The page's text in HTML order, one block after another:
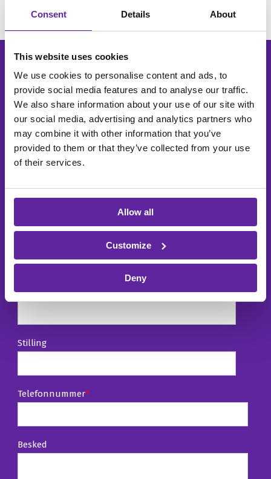
Consent Details About
This website uses cookies
We use cookies to personalise content and ads, to
provide social media features and to analyse our traffic.
We also share information about your use of our site with
our social media, advertising and analytics partners who
may combine it with other information that you’ve
provided to them or that they’ve collected from your use
of their services.
Allow all
Customize
Deny
Vil du vide mere om
workshoppen?
Udfyld formularen, og vi kontakter dig.
Fornavn*
E-mail*
Stilling
Telefonnummer*
Besked